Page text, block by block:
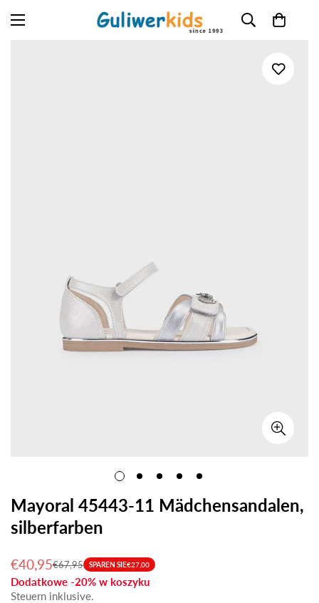
Mayoral 45443-11 Mädchensandalen,
silberfarben
Verkaufspreis
€40,95
Regulärer
Preis
€67,95 SPAREN SIE€27,00
Dodatkowe -20% w koszyku
Steuern inklusive.